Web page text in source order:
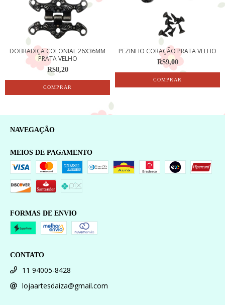
DOBRADIÇA COLONIAL 26X36MM
PRATA VELHO
R$8,20
PEZINHO CORAÇÃO PRATA VELHO
R$9,00
NAVEGAÇÃO
MEIOS DE PAGAMENTO
FORMAS DE ENVIO
CONTATO
11 94005-8428
lojaartesdaiza@gmail.com